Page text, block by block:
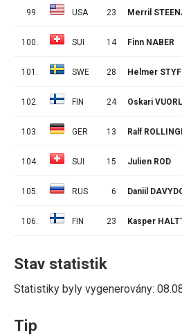
99. USA 23 Merril
100. SUI 14 Finn NABER
101. SWE 28 Helmer STYF
102. FIN 24 Oskari
103. GER 13 Ralf
104. SUI 15 Julien ROD
105. RUS 6 Daniil
106. FIN 23 Kasper
Stav statistik
Statistiky byly vygenerovány:
Tip